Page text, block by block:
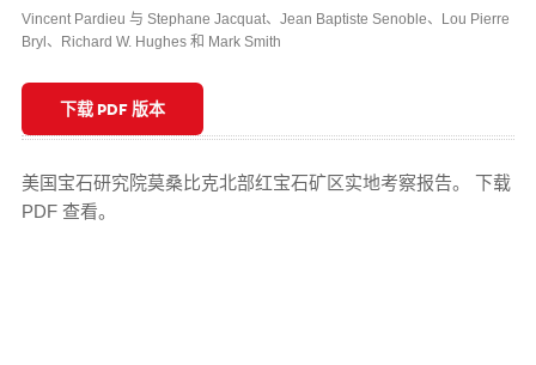
Vincent Pardieu 与 Stephane Jacquat、Jean Baptiste Senoble、Lou Pierre
Bryl、Richard W. Hughes 和 Mark Smith
下载 PDF 版本
美国宝石研究院莫桑比克北部红宝石矿区实地考察报告。 下载
PDF 查看。